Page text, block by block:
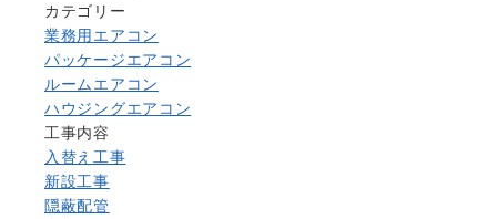
カテゴリー
業務用エアコン
パッケージエアコン
ルームエアコン
ハウジングエアコン
工事内容
入替え工事
新設工事
隠蔽配管